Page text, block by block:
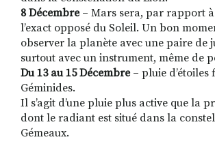
8 Décembre– Mars sera, par rapport
l’exact opposé du Soleil. Un bon
observer la planète avec une paire de
surtout avec un instrument, même de
Du 13 au 15 Décembre – pluie d’étoiles
Géminides.
Il s’agit d’une pluie plus active que la
dont le radiant est situé dans la
Gémeaux.